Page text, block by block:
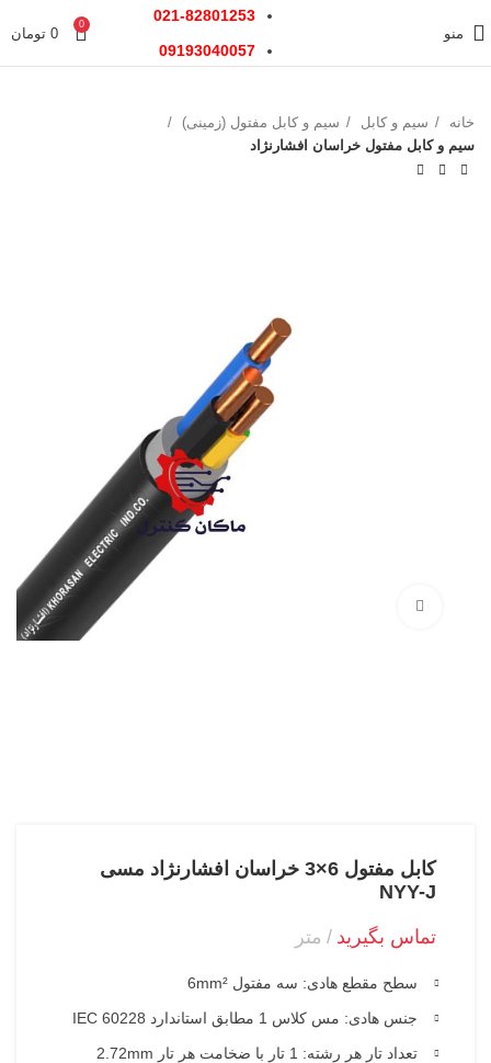
منو
021-82801253
09193040057
0
0 تومان
خانه سیم و کابل
سیم و کابل مفتول (زمینی)
سیم و کابل مفتول خراسان افشارنژاد
کابل مفتول 6×3 خراسان افشارنژاد مسی
NYY-J
تماس بگیرید متر
سطح مقطع هادی: سه مفتول 6mm²
جنس هادی: مس کلاس 1 مطابق استاندارد IEC 60228
تعداد تار هر رشته: 1 تار با ضخامت هر تار 2.72mm